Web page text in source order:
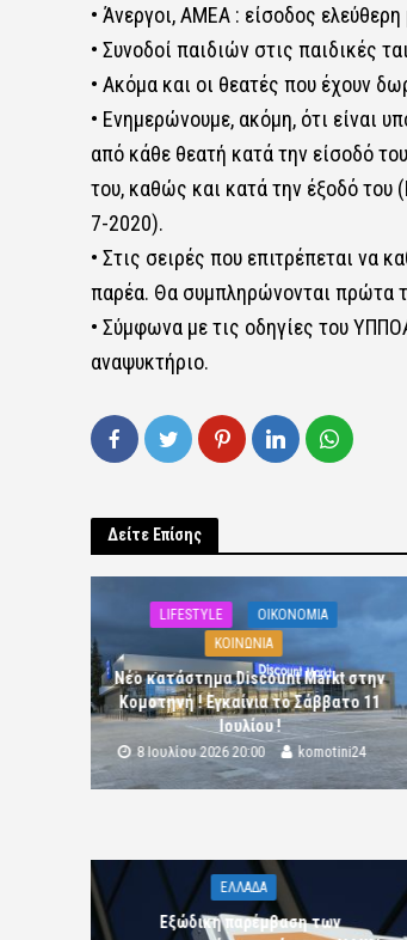
• Άνεργοι, ΑΜΕΑ : είσοδος
• Συνοδοί παιδιών στις παιδικές
• Ακόμα και οι θεατές που έχουν
• Ενημερώνουμε, ακόμη, ότι είναι
από κάθε θεατή κατά την είσοδό
του, καθώς και κατά την έξοδό
7-2020).
• Στις σειρές που επιτρέπεται να
παρέα. Θα συμπληρώνονται πρώτα
• Σύμφωνα με τις οδηγίες του
αναψυκτήριο.
Δείτε Επίσης
LIFESTYLE
OIKONOMIA
ΚΟΙΝΩΝΙΑ
Νέο κατάστημα Discount Markt στην
Κομοτηνή ! Εγκαίνια το Σάββατο 11
Ιουλίου !
8 Ιουλίου 2026 20:00 komotini24
ΕΛΛΑΔΑ
Εξώδικη παρέμβαση των